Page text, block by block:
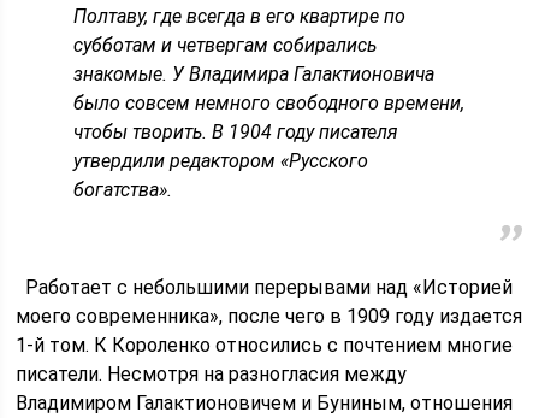
Полтаву, где всегда в его квартире по
субботам и четвергам собирались
знакомые. У Владимира Галактионовича
было совсем немного свободного времени,
чтобы творить. В 1904 году писателя
утвердили редактором «Русского
богатства».
Работает с небольшими перерывами над «Историей
моего современника», после чего в 1909 году издается
1-й том. К Короленко относились с почтением многие
писатели. Несмотря на разногласия между
Владимиром Галактионовичем и Буниным, отношения